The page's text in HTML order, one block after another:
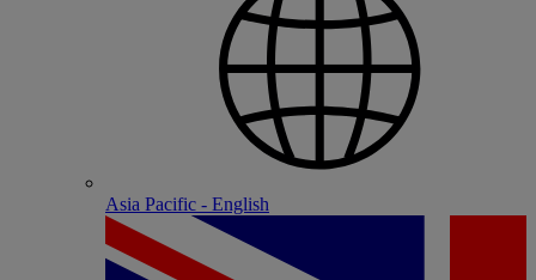
Asia Pacific - English